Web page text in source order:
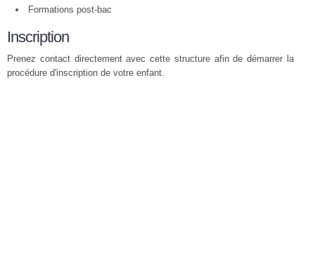
Formations post-bac
Inscription
Prenez contact directement avec cette structure afin de démarrer la
procédure d'inscription de votre enfant.